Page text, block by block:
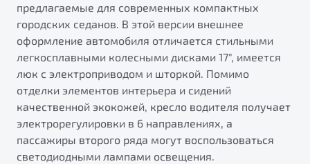
предлагаемые для современных компактных
городских седанов. В этой версии внешнее
оформление автомобиля отличается стильными
легкосплавными колесными дисками 17", имеется
люк с электроприводом и шторкой. Помимо
отделки элементов интерьера и сидений
качественной экокожей, кресло водителя получает
электрорегулировки в 6 направлениях, а
пассажиры второго ряда могут воспользоваться
светодиодными лампами освещения.